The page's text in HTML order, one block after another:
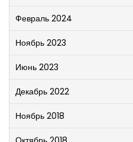
Февраль 2024
Ноябрь 2023
Июнь 2023
Декабрь 2022
Ноябрь 2018